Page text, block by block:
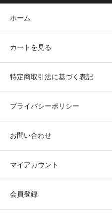
ホーム
カートを見る
特定商取引法に基づく表記
プライバシーポリシー
お問い合わせ
マイアカウント
会員登録